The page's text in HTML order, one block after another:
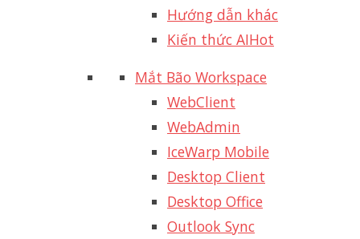
Hướng dẫn khác
Kiến thức AIHot
Mắt Bão Workspace
WebClient
WebAdmin
IceWarp Mobile
Desktop Client
Desktop Office
Outlook Sync